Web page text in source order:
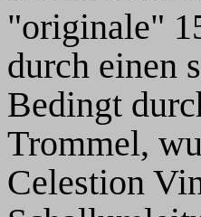
"originale"
durch einen
Bedingt
Trommel,
Celestion